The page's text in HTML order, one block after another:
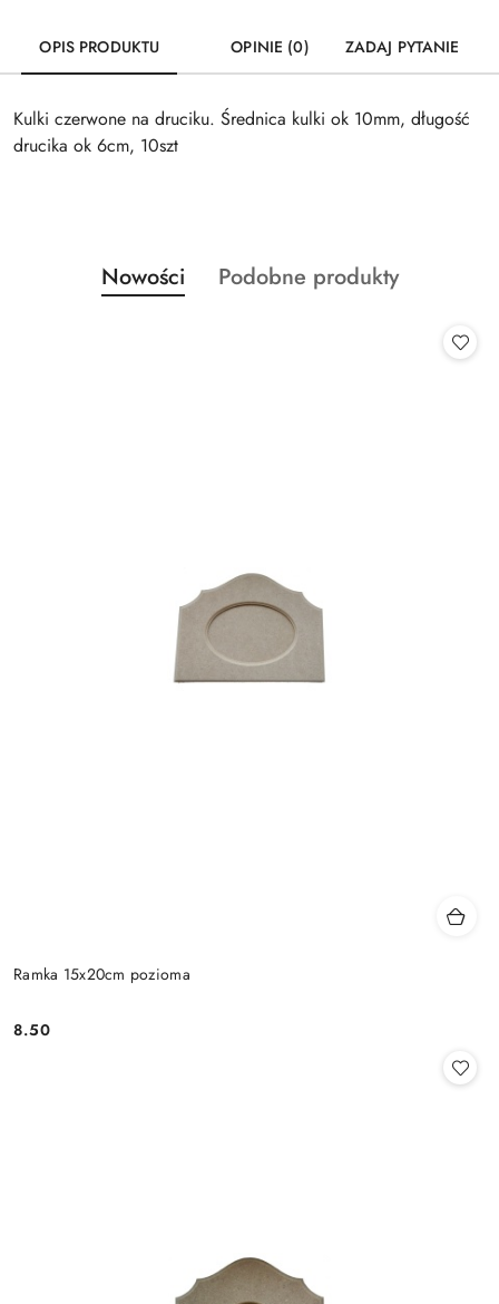
OPIS PRODUKTU OPINIE (0) ZADAJ PYTANIE
Kulki czerwone na druciku. Średnica kulki ok 10mm, długość
drucika ok 6cm, 10szt
Pomiń karuzelę produktów
Produkty
o
Nowości
Produkty
Podobne produkty
Ramka 15x20cm pozioma
Cena:
8.50